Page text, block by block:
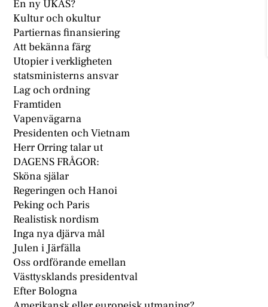
En ny UKAS?
Kultur och okultur
Partiernas finansiering
Att bekänna färg
Utopier i verkligheten
statsministerns ansvar
Lag och ordning
Framtiden
Vapenvägarna
Presidenten och Vietnam
Herr Orring talar ut
DAGENS FRÅGOR:
Sköna själar
Regeringen och Hanoi
Peking och Paris
Realistisk nordism
Inga nya djärva mål
Julen i Järfälla
Oss ordförande emellan
Västtysklands presidentval
Efter Bologna